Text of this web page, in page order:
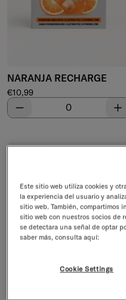
NARANJA RECHARGE
Precio de venta
€10,99
Disminuir
Este sitio web utiliza cookies y
la experiencia del usuario y
sitio web. También, compartimos
sitio web con nuestros socios de
se detectara una señal de optar
saber más, consulta aquí:
Cookie Settings